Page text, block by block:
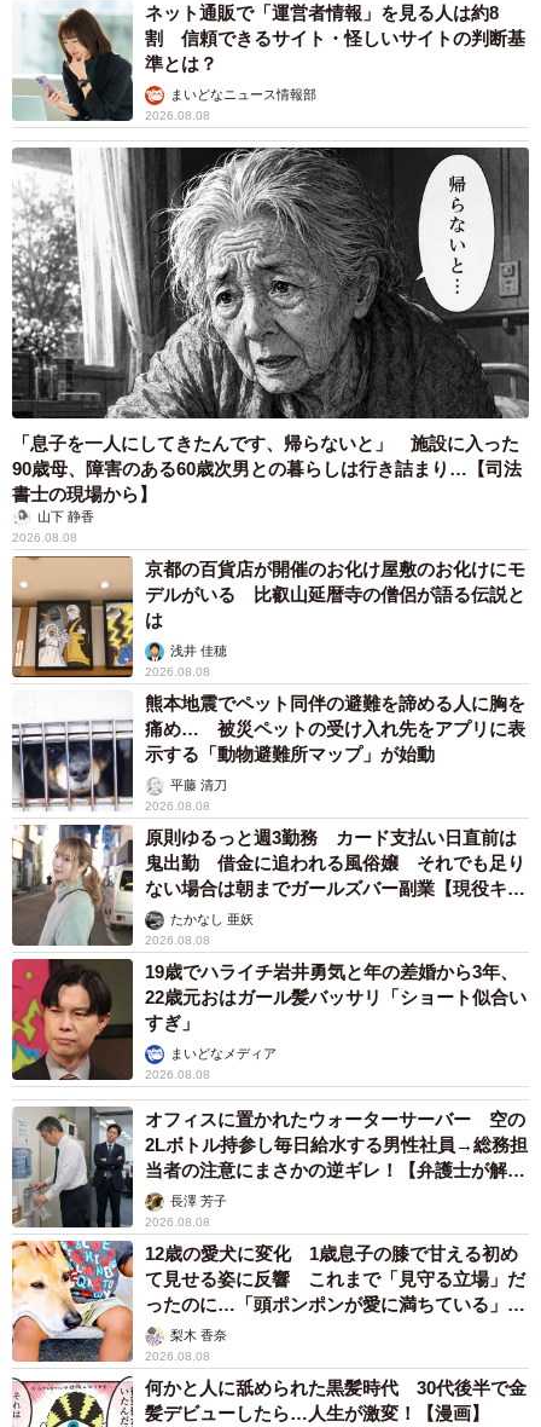
ーー3人のお子さんの育児で大切にされていることを教えて
ください。
「下の子たちが双子ということもあり、どうしても手がか
かりがちなので、お姉ちゃんにもしっかり寄り添うことを
大切にしています。兄弟で物の取り合いになったときも、
『お姉ちゃんだから』という理由だけで我慢させることは
したくないと思っています。
4/6
「節分はみんなで恵方巻きを食べたよ」（提供：@maikoneneさん）
また、『子育てはあっという間』とよく聞くので、子ども
たちとの時間を大切にしたいという気持ちを持っていま
す。
ただ、仕事と家庭の両立で日々追われ、十分に子どもたち
と向き合えていないと感じることもありますね。そんなと
きは、子どもたちが寝た後の一人の時間に、小さかった頃
の写真を見返しながら、『この時に戻りたいな』と思うこ
ともあります。
そして改めて、『今この瞬間を大切にしたい』と気持ちを
新たにしています」
ネット通販で「運営者情報」を見る人は約8
割 信頼できるサイト・怪しいサイトの判断基
準とは？
まいどなニュース情報部
2026.08.08
「息子を一人にしてきたんです、帰らないと」 施設に入った
90歳母、障害のある60歳次男との暮らしは行き詰まり…【司法
書士の現場から】
山下 静香
2026.08.08
京都の百貨店が開催のお化け屋敷のお化けにモ
デルがいる 比叡山延暦寺の僧侶が語る伝説と
は
浅井 佳穂
2026.08.08
熊本地震でペット同伴の避難を諦める人に胸を
痛め… 被災ペットの受け入れ先をアプリに表
示する「動物避難所マップ」が始動
平藤 清刀
2026.08.08
原則ゆるっと週3勤務 カード支払い日直前は
鬼出勤 借金に追われる風俗嬢 それでも足り
ない場合は朝までガールズバー副業【現役キャ
ストに取材】
たかなし 亜妖
2026.08.08
19歳でハライチ岩井勇気と年の差婚から3年、
22歳元おはガール髪バッサリ「ショート似合い
すぎ」
まいどなメディア
2026.08.08
オフィスに置かれたウォーターサーバー 空の
2Lボトル持参し毎日給水する男性社員→総務担
当者の注意にまさかの逆ギレ！【弁護士が解
説】長澤 芳子
2026.08.08
12歳の愛犬に変化 1歳息子の膝で甘える初め
て見せる姿に反響 これまで「見守る立場」だ
ったのに…「頭ポンポンが愛に満ちている」
「尊…」
梨木 香奈
2026.08.08
何かと人に舐められた黒髪時代 30代後半で金
髪デビューしたら…人生が激変！【漫画】